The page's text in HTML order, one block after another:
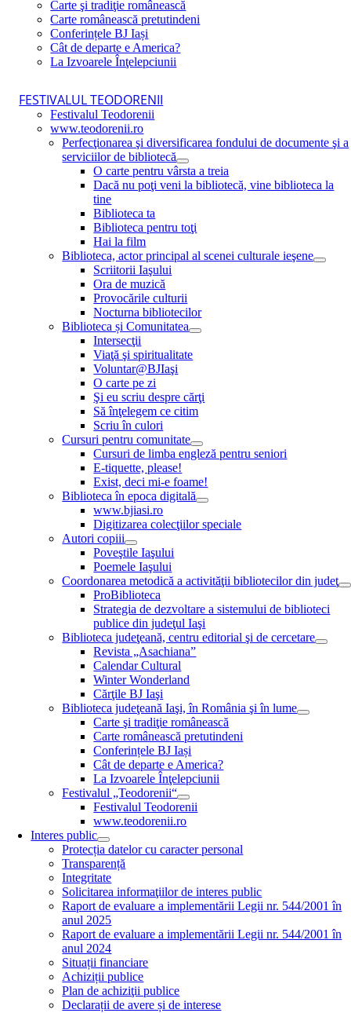
Carte şi tradiţie românească
Carte românească pretutindeni
Conferințele BJ Iași
Cât de departe e America?
La Izvoarele Înţelepciunii
FESTIVALUL TEODORENII
Festivalul Teodorenii
www.teodorenii.ro
Perfecţionarea şi diversificarea fondului de documente şi a
serviciilor de bibliotecă
O carte pentru vârsta a treia
Dacă nu poţi veni la bibliotecă, vine biblioteca la
tine
Biblioteca ta
Biblioteca pentru toţi
Hai la film
Biblioteca, actor principal al scenei culturale ieşene
Scriitorii Iaşului
Ora de muzică
Provocările culturii
Nocturna bibliotecilor
Biblioteca și Comunitatea
Intersecţii
Viaţă şi spiritualitate
Voluntar@BJIaşi
O carte pe zi
Şi eu scriu despre cărţi
Să înţelegem ce citim
Scriu în culori
Cursuri pentru comunitate
Cursuri de limba engleză pentru seniori
E-tiquette, please!
Exist, deci mi-e foame!
Biblioteca în epoca digitală
www.bjiasi.ro
Digitizarea colecţiilor speciale
Autori copiii
Poveştile Iaşului
Poemele Iaşului
Coordonarea metodică a activităţii bibliotecilor din judeţ
ProBiblioteca
Strategia de dezvoltare a sistemului de biblioteci
publice din judeţul Iaşi
Biblioteca judeţeană, centru editorial şi de cercetare
Revista „Asachiana”
Calendar Cultural
Winter Wonderland
Cărţile BJ Iaşi
Biblioteca judeţeană Iaşi, în România şi în lume
Carte şi tradiţie românească
Carte românească pretutindeni
Conferințele BJ Iași
Cât de departe e America?
La Izvoarele Înţelepciunii
Festivalul „Teodorenii“
Festivalul Teodorenii
www.teodorenii.ro
Interes public
Protecția datelor cu caracter personal
Transparență
Integritate
Solicitarea informaţiilor de interes public
Raport de evaluare a implementării Legii nr. 544/2001 în
anul 2025
Raport de evaluare a implementării Legii nr. 544/2001 în
anul 2024
Situații financiare
Achiziții publice
Plan de achiziţii publice
Declarații de avere și de interese